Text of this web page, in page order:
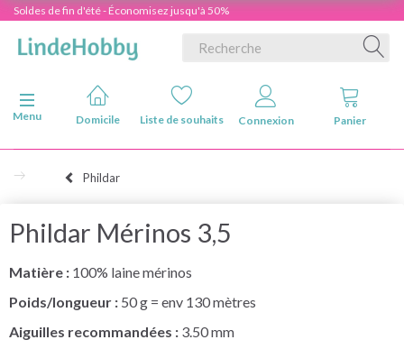
Soldes de fin d'été - Économisez jusqu'à 50%
Basculer la navigation
Menu
Domicile Liste de souhaits Connexion Panier
Phildar
Phildar Mérinos 3,5
Matière : 100% laine mérinos
Poids/longueur : 50 g = env 130 mètres
Aiguilles recommandées : 3.50 mm